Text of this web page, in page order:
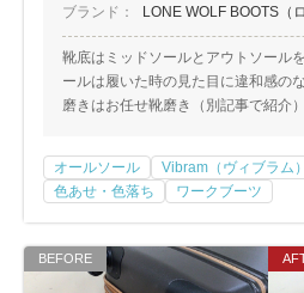
よくあるご質問
お問い合わせ
採用情報
CLOSE
ブランド：
LONE WOLF BOOTS（
靴底はミッドソールとアウトソール
ールは履いた時の見た目に違和感の
磨きはお任せ靴磨き（別記事で紹介）
オールソール Vibram（ヴィブラム）
色あせ・色落ち
ワークブーツ